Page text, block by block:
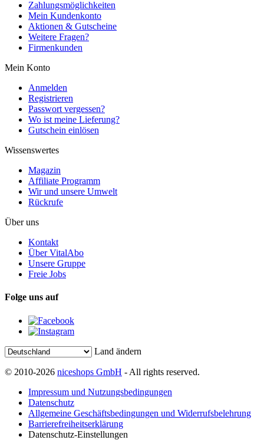
Zahlungsmöglichkeiten
Mein Kundenkonto
Aktionen & Gutscheine
Weitere Fragen?
Firmenkunden
Mein Konto
Anmelden
Registrieren
Passwort vergessen?
Wo ist meine Lieferung?
Gutschein einlösen
Wissenswertes
Magazin
Affiliate Programm
Wir und unsere Umwelt
Rückrufe
Über uns
Kontakt
Über VitalAbo
Unsere Gruppe
Freie Jobs
Folge uns auf
Land ändern
© 2010-2026 niceshops GmbH - All rights reserved.
Impressum und Nutzungsbedingungen
Datenschutz
Allgemeine Geschäftsbedingungen und Widerrufsbelehrung
Barrierefreiheitserklärung
Datenschutz-Einstellungen